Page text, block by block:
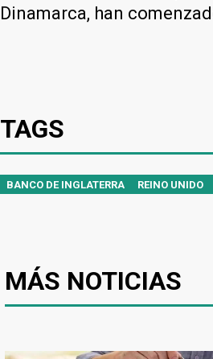
Dinamarca, han
TAGS
BANCO DE INGLATERRA REINO UNIDO
MÁS NOTICIAS